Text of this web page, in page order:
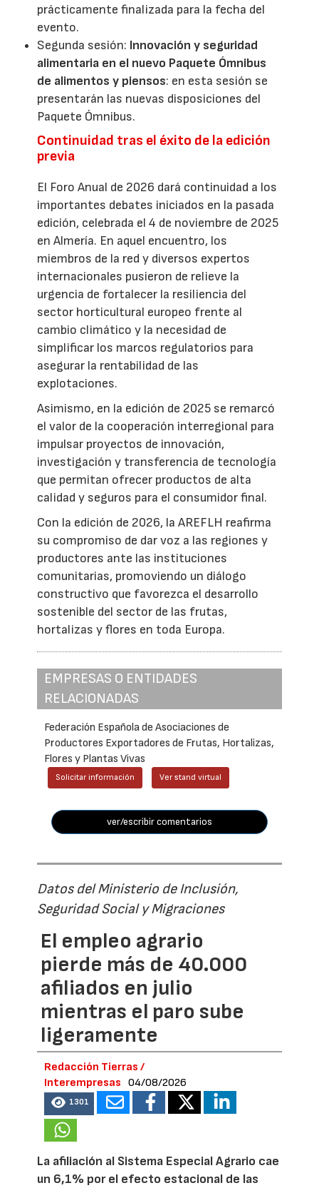
prácticamente finalizada para la fecha del
evento.
Segunda sesión: Innovación y seguridad
alimentaria en el nuevo Paquete Ómnibus
de alimentos y piensos: en esta sesión se
presentarán las nuevas disposiciones del
Paquete Ómnibus.
Continuidad tras el éxito de la edición
previa
El Foro Anual de 2026 dará continuidad a los
importantes debates iniciados en la pasada
edición, celebrada el 4 de noviembre de 2025
en Almería. En aquel encuentro, los
miembros de la red y diversos expertos
internacionales pusieron de relieve la
urgencia de fortalecer la resiliencia del
sector horticultural europeo frente al
cambio climático y la necesidad de
simplificar los marcos regulatorios para
asegurar la rentabilidad de las
explotaciones.
Asimismo, en la edición de 2025 se remarcó
el valor de la cooperación interregional para
impulsar proyectos de innovación,
investigación y transferencia de tecnología
que permitan ofrecer productos de alta
calidad y seguros para el consumidor final.
Con la edición de 2026, la AREFLH reafirma
su compromiso de dar voz a las regiones y
productores ante las instituciones
comunitarias, promoviendo un diálogo
constructivo que favorezca el desarrollo
sostenible del sector de las frutas,
hortalizas y flores en toda Europa.
EMPRESAS O ENTIDADES
RELACIONADAS
Federación Española de Asociaciones de
Productores Exportadores de Frutas, Hortalizas,
Flores y Plantas Vivas
Solicitar información Ver stand virtual
ver/escribir comentarios
Datos del Ministerio de Inclusión,
Seguridad Social y Migraciones
El empleo agrario
pierde más de 40.000
afiliados en julio
mientras el paro sube
ligeramente
Redacción Tierras /
Interempresas
04/08/2026
1301
La afiliación al Sistema Especial Agrario cae
un 6,1% por el efecto estacional de las